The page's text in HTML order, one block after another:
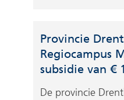
Provincie
Regiocampus
subsidie van €
De provincie